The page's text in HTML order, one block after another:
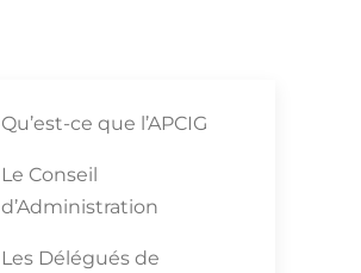
Qu’est-ce que l’APCIG
Le Conseil
d’Administration
Les Délégués de